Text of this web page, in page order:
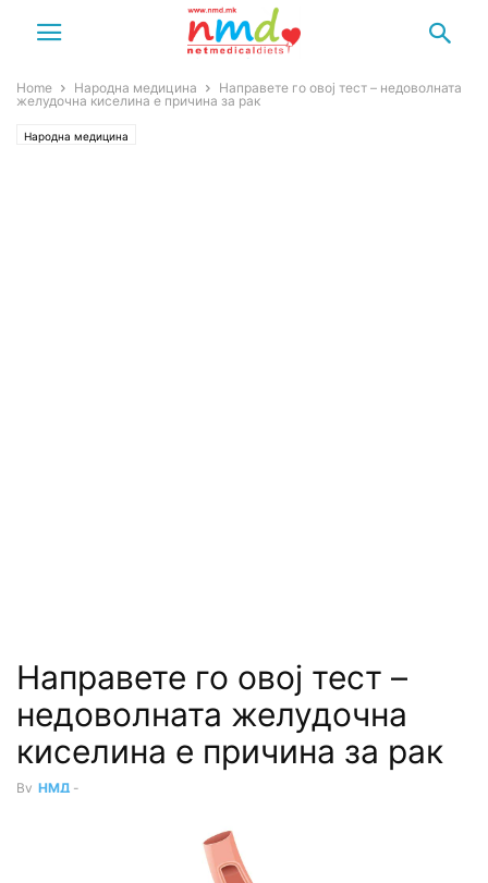
Home Народна медицина
Направете го овој тест – недоволната
желудочна киселина е причина за рак
Народна медицина
Направете го овој тест –
недоволната желудочна
киселина е причина за рак
By НМД -